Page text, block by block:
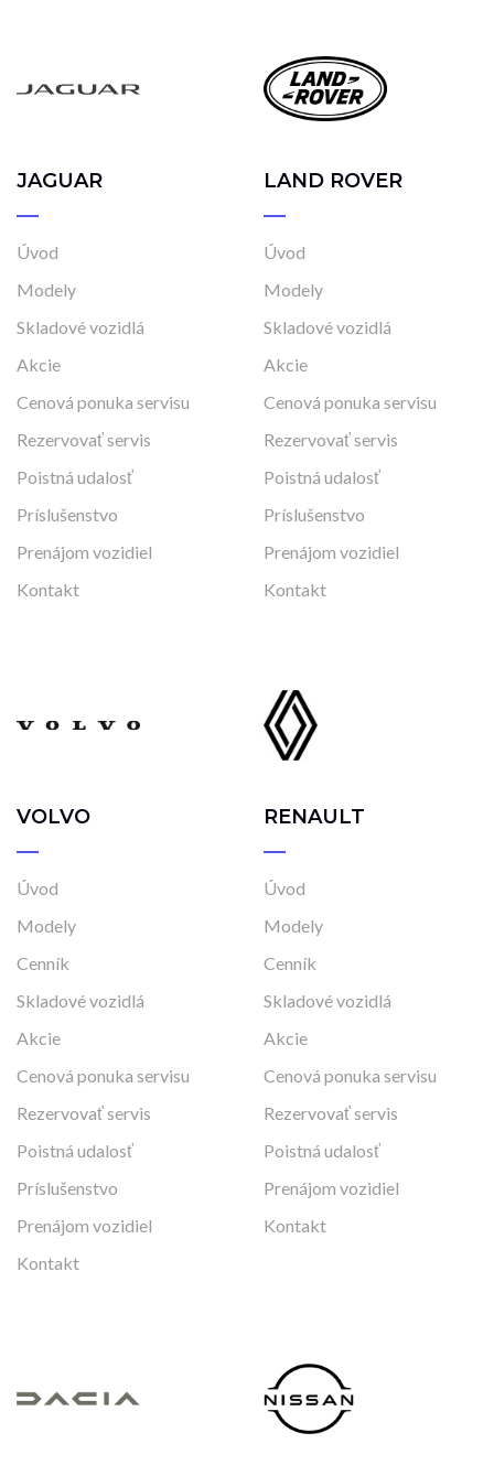
0 km
205 000 km
Rok výroby
2018
Stav
Na ceste
Skladom
JAGUAR
Úvod
Modely
Skladové vozidlá
Akcie
Cenová ponuka servisu
Rezervovať servis
Poistná udalosť
Príslušenstvo
Prenájom vozidiel
Kontakt
LAND ROVER
Úvod
Modely
Skladové vozidlá
Akcie
Cenová ponuka servisu
Rezervovať servis
Poistná udalosť
Príslušenstvo
Prenájom vozidiel
Kontakt
VOLVO
Úvod
Modely
Cenník
Skladové vozidlá
Akcie
Cenová ponuka servisu
Rezervovať servis
Poistná udalosť
Príslušenstvo
Prenájom vozidiel
Kontakt
RENAULT
Úvod
Modely
Cenník
Skladové vozidlá
Akcie
Cenová ponuka servisu
Rezervovať servis
Poistná udalosť
Prenájom vozidiel
Kontakt